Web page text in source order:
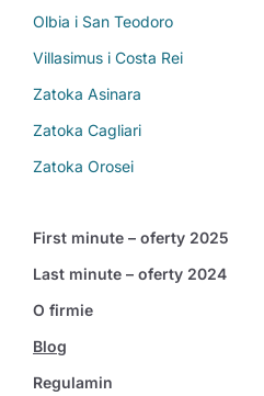
Olbia i San Teodoro
Villasimus i Costa Rei
Zatoka Asinara
Zatoka Cagliari
Zatoka Orosei
First minute – oferty 2025
Last minute – oferty 2024
O firmie
Blog
Regulamin